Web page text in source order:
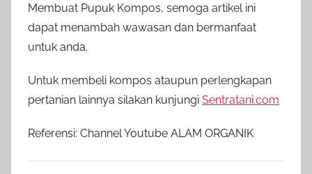
Membuat Pupuk Kompos, semoga artikel ini
dapat menambah wawasan dan bermanfaat
untuk anda.
Untuk membeli kompos ataupun perlengkapan
pertanian lainnya silakan kunjungi Sentratani.com
Referensi: Channel Youtube ALAM ORGANIK